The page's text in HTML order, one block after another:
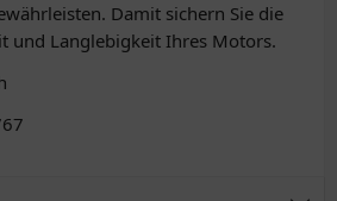
Damit sichern Sie die
und Langlebigkeit Ihres Motors.